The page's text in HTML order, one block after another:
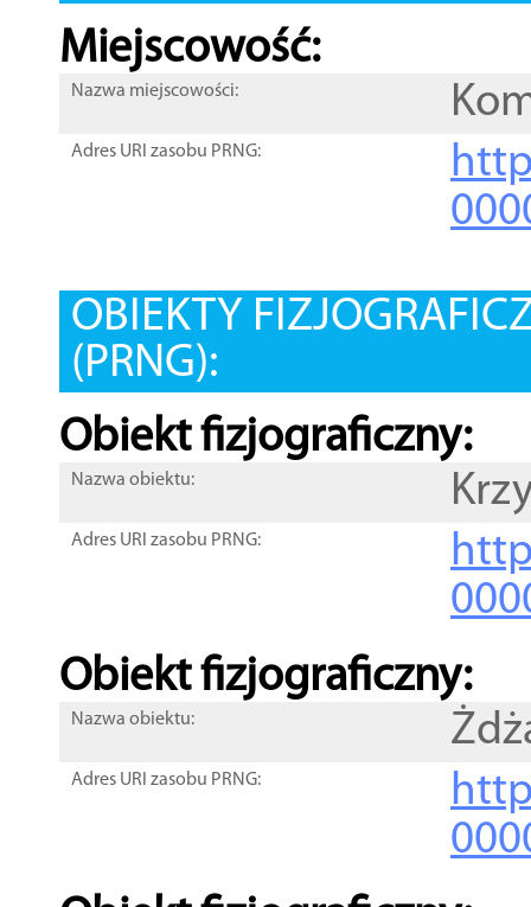
Miejscowość:
Nazwa miejscowości:
Adres URI zasobu PRNG:
OBIEKTY
(PRNG):
Obiekt fizjograficzny:
Nazwa obiektu:
Adres URI zasobu PRNG:
Obiekt fizjograficzny:
Nazwa obiektu:
Adres URI zasobu PRNG: